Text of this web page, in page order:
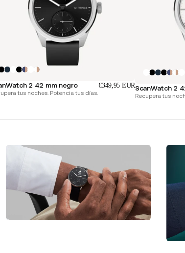
2 42 mm negro €349,95 EUR
tus noches. Potencia tus días.
ScanWatch 2
Recupera tus